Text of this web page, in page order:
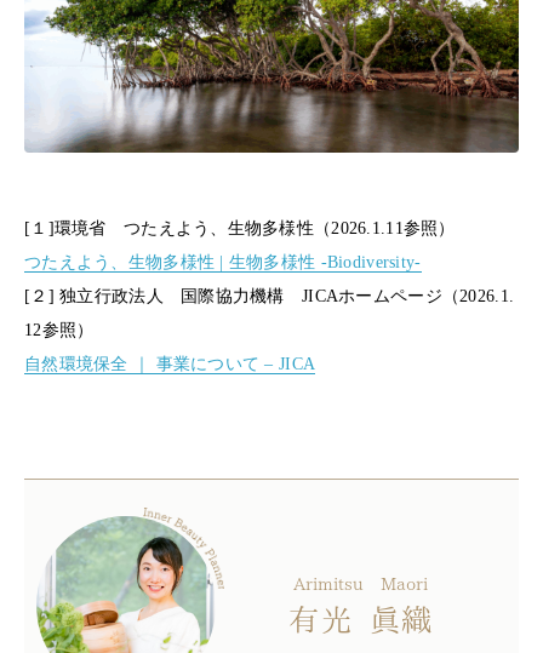
[１]環境省 つたえよう、生物多様性（2026.1.11参照）
つたえよう、生物多様性 | 生物多様性 -Biodiversity-
[２] 独立行政法人 国際協力機構 JICAホームページ（2026.1.
12参照）
自然環境保全 ｜ 事業について – JICA
Arimitsu Maori
有光 眞織